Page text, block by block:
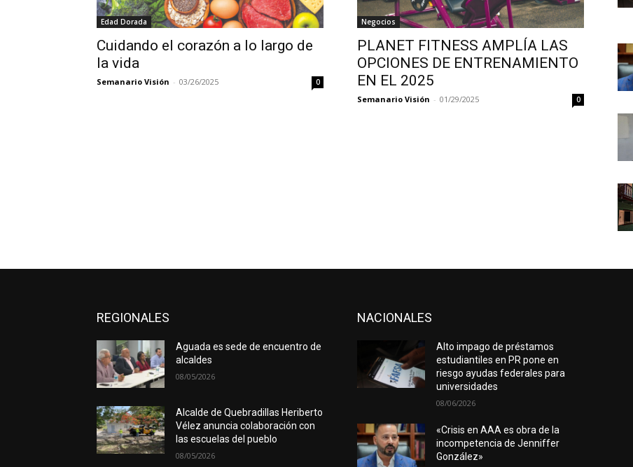
Edad Dorada
Cuidando el corazón a lo largo de
la vida
Semanario Visión - 03/26/2025 0
Negocios
PLANET FITNESS AMPLÍA LAS
OPCIONES DE ENTRENAMIENTO
EN EL 2025
Semanario Visión - 01/29/2025 0
REGIONALES
Aguada es sede de encuentro de
alcaldes
08/05/2026
Alcalde de Quebradillas Heriberto
Vélez anuncia colaboración con
las escuelas del pueblo
08/05/2026
NACIONALES
Alto impago de préstamos
estudiantiles en PR pone en
riesgo ayudas federales para
universidades
08/06/2026
«Crisis en AAA es obra de la
incompetencia de Jenniffer
González»